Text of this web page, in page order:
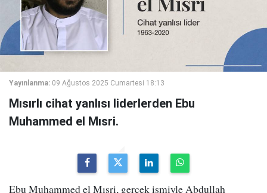
Yayınlanma: 09 Ağustos 2025 Cumartesi 18:13
Mısırlı cihat yanlısı liderlerden Ebu
Muhammed el Mısri.
Ebu Muhammed el Mısri, gerçek ismiyle Abdullah